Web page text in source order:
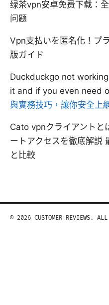
绿茶vpn安卓免费下载：
问题
Vpn支払いを匿名化！プ
版ガイド
Duckduckgo not
it and if you even need
與實務技巧，讓你安全上
Cato vpnクライアントと
ートアクセスを徹底解説
と比較
© 2026 CUSTOMER REVIEWS. ALL